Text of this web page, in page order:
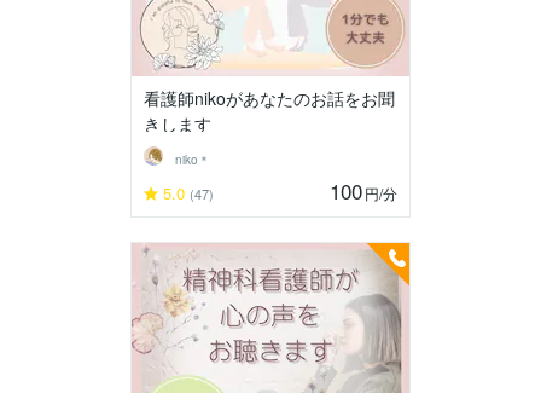
看護師nikoがあなたのお話をお聞
きします
niko＊
5.0 (47) 100円/分